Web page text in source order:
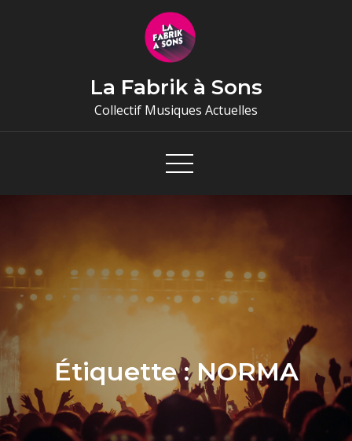
La Fabrik à Sons
Collectif Musiques Actuelles
Étiquette :NORMA